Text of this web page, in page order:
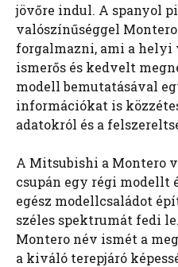
jövőre indul. A spanyol
valószínűséggel
forgalmazni, ami a helyi
ismerős és kedvelt
modell bemutatásával
információkat is
adatokról és a
A Mitsubishi a Montero
csupán egy régi modellt
egész modellcsaládot
széles spektrumát fedi
Montero név ismét a
a kiváló terepjáró